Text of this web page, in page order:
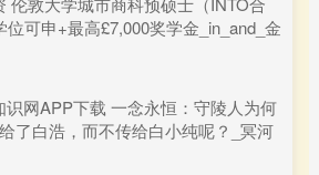
可申+最高£7,000奖学金_in_and_金
识网APP下载 一念永恒：守陵人为何
了白浩，而不传给白小纯呢？_冥河